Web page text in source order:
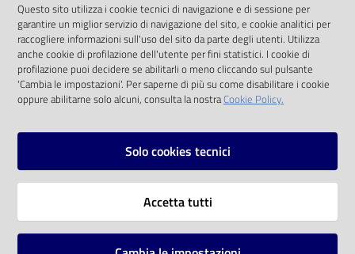
Chiedi al
bibliotecario
Avvisi
solo alle condizioni previste dalla direttiva
comunitaria 2003/98/CE e dal d.lgs. 36/2006
SOCIAL
Instagram
Vai alla pagina
Questo sito utilizza i cookie tecnici di navigazione e di sessione per
garantire un miglior servizio di navigazione del sito, e cookie analitici per
raccogliere informazioni sull'uso del sito da parte degli utenti. Utilizza
anche cookie di profilazione dell'utente per fini statistici. I cookie di
profilazione puoi decidere se abilitarli o meno cliccando sul pulsante
'Cambia le impostazioni'. Per saperne di più su come disabilitare i cookie
oppure abilitarne solo alcuni, consulta la nostraCookie Policy.
Solo cookies tecnici
Accetta tutti